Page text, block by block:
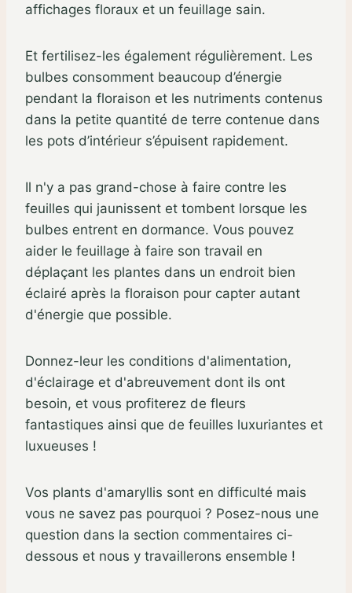
affichages floraux et un feuillage sain.
Et fertilisez-les également régulièrement. Les
bulbes consomment beaucoup d’énergie
pendant la floraison et les nutriments contenus
dans la petite quantité de terre contenue dans
les pots d’intérieur s’épuisent rapidement.
Il n'y a pas grand-chose à faire contre les
feuilles qui jaunissent et tombent lorsque les
bulbes entrent en dormance. Vous pouvez
aider le feuillage à faire son travail en
déplaçant les plantes dans un endroit bien
éclairé après la floraison pour capter autant
d'énergie que possible.
Donnez-leur les conditions d'alimentation,
d'éclairage et d'abreuvement dont ils ont
besoin, et vous profiterez de fleurs
fantastiques ainsi que de feuilles luxuriantes et
luxueuses !
Vos plants d'amaryllis sont en difficulté mais
vous ne savez pas pourquoi ? Posez-nous une
question dans la section commentaires ci-
dessous et nous y travaillerons ensemble !